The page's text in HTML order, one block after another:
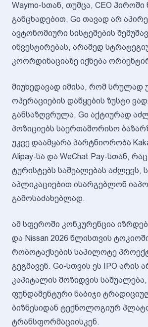
Waymo-სთან, თუმცა, CEO ჰიროში
განცხადებით, Go თავად არ
ავტონომიური სისტემების
ინვესტირებას, არამედ
კოორდინაციაზე იქნება
მიუხედავად იმისა, რომ
ოპერაციების დაწყების ზუსტი
განსაზღვრულა, Go აქტიურად
პოზიციებს საერთაშორისო
უკვე დაამყარა პარტნიორობა
Alipay-სა და WeChat Pay-სთან,
ტურისტებს საშუალებას აძლევს,
აპლიკაციებით ისარგებლონ
გამოსაძახებლად.
ამ სფეროში კონკურენცია
და Nissan 2026 წლისთვის
რობოტაქსების საპილოტე
გეგმავენ. Go-სთვის ეს IPO
კაპიტალის მოზიდვის
ფუნდამენტური ნაბიჯი
ბიზნესიდან ტექნოლოგიურ
ტრანსფორმაციისკენ.